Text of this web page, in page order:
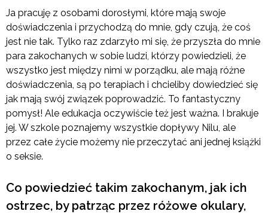
Ja pracuję z osobami dorosłymi, które mają swoje
doświadczenia i przychodzą do mnie, gdy czują, że coś
jest nie tak. Tylko raz zdarzyło mi się, że przyszła do mnie
para zakochanych w sobie ludzi, którzy powiedzieli, że
wszystko jest między nimi w porządku, ale mają różne
doświadczenia, są po terapiach i chcieliby dowiedzieć się
jak mają swój związek poprowadzić. To fantastyczny
pomysł! Ale edukacja oczywiście też jest ważna. I brakuje
jej. W szkole poznajemy wszystkie dopływy Nilu, ale
przez całe życie możemy nie przeczytać ani jednej książki
o seksie.
Co powiedzieć takim zakochanym, jak ich
ostrzec, by patrząc przez różowe okulary,